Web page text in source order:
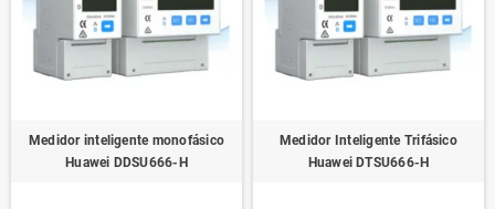
Medidor inteligente monofásico
Huawei DDSU666-H
Medidor Inteligente Trifásico
Huawei DTSU666-H